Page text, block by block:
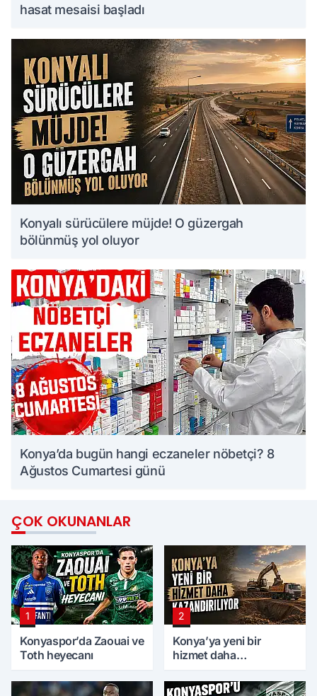
hasat mesaisi başladı
Konyalı sürücülere müjde! O güzergah
bölünmüş yol oluyor
Konya’da bugün hangi eczaneler nöbetçi? 8
Ağustos Cumartesi günü
ÇOK OKUNANLAR
1
Konyaspor’da Zaouai ve
Toth heyecanı
2
Konya’ya yeni bir
hizmet daha